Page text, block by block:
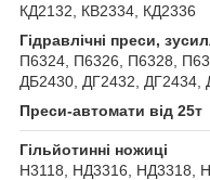
КД2132, КВ2334, КД2336
Гідравлічні преси,
П6324, П6326, П6328,
ДБ2430, ДГ2432, ДГ2434,
Преси-автомати від 25т
Гільйотинні ножиці
Н3118, НД3316, НД3318,